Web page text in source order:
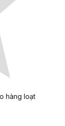
hàng loạt